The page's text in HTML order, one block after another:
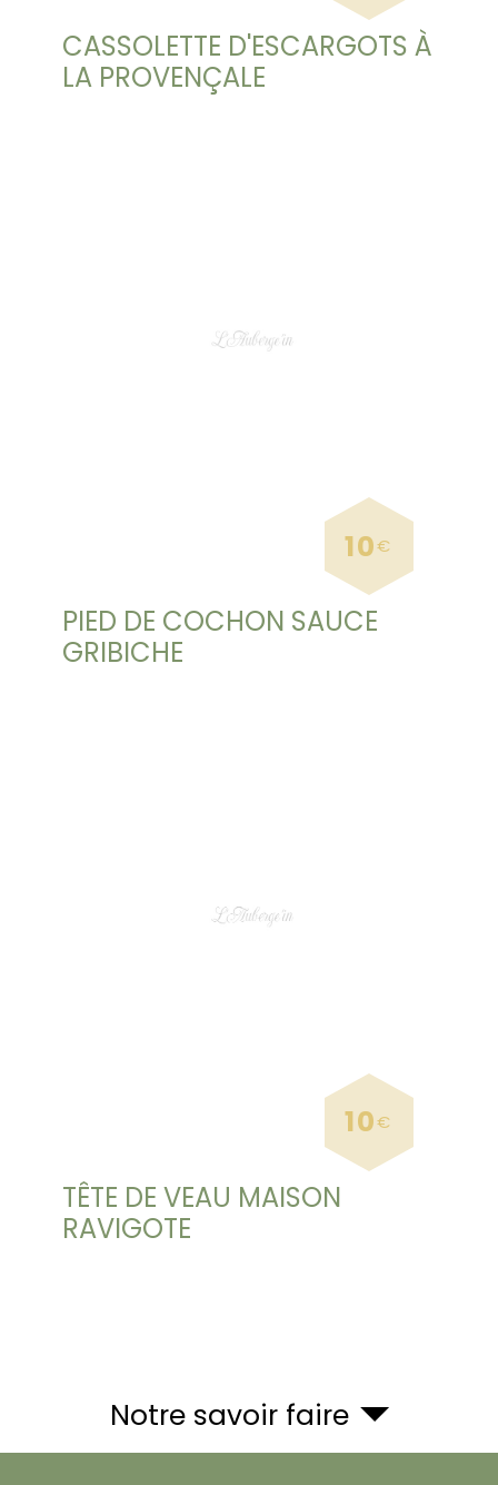
CASSOLETTE D'ESCARGOTS À
LA PROVENÇALE
PIED DE COCHON SAUCE
GRIBICHE
10€
TÊTE DE VEAU MAISON
RAVIGOTE
10€
Notre savoir faire